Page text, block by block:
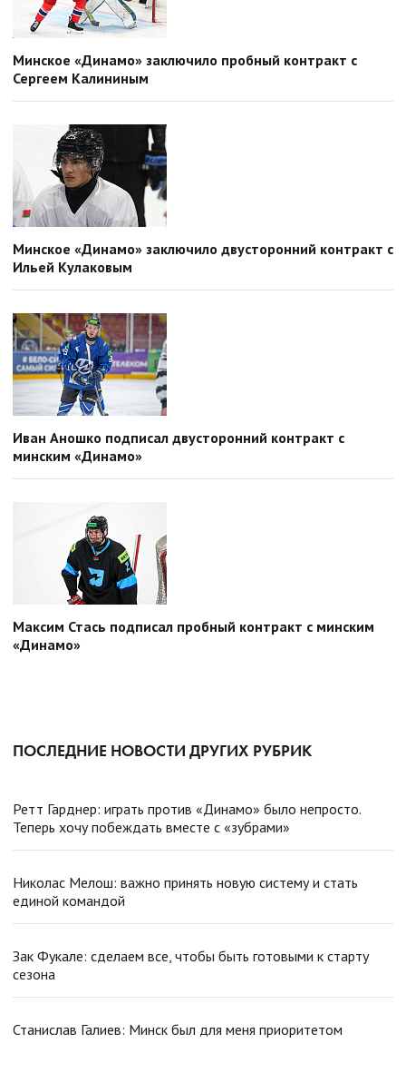
Минское «Динамо» заключило пробный контракт с
Сергеем Калининым
Минское «Динамо» заключило двусторонний контракт с
Ильей Кулаковым
Иван Аношко подписал двусторонний контракт с
минским «Динамо»
Максим Стась подписал пробный контракт с минским
«Динамо»
ПОСЛЕДНИЕ НОВОСТИ ДРУГИХ РУБРИК
Ретт Гарднер: играть против «Динамо» было непросто.
Теперь хочу побеждать вместе с «зубрами»
Николас Мелош: важно принять новую систему и стать
единой командой
Зак Фукале: сделаем все, чтобы быть готовыми к старту
сезона
Станислав Галиев: Минск был для меня приоритетом